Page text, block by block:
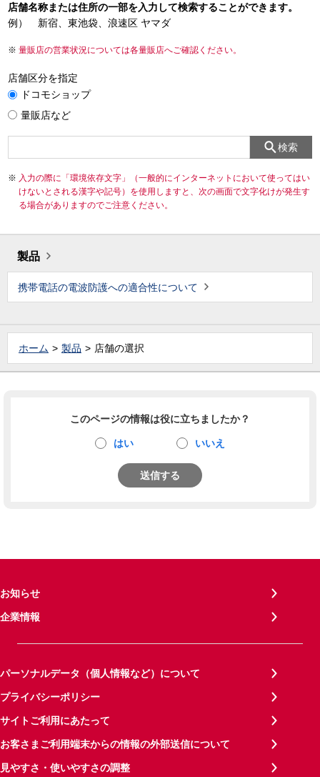
店舗名称または住所の一部を入力して検索することができます。
例） 新宿、東池袋、浪速区 ヤマダ
量販店の営業状況については各量販店へご確認ください。
店舗区分を指定
ドコモショップ
量販店など
検索
入力の際に「環境依存文字」（一般的にインターネットにおいて使ってはい
けないとされる漢字や記号）を使用しますと、次の画面で文字化けが発生す
る場合がありますのでご注意ください。
製品
携帯電話の電波防護への適合性について
ホーム 製品 店舗の選択
このページの情報は役に立ちましたか？
はい いいえ
送信する
お知らせ
企業情報
パーソナルデータ（個人情報など）について
プライバシーポリシー
サイトご利用にあたって
お客さまご利用端末からの情報の外部送信について
見やすさ・使いやすさの調整